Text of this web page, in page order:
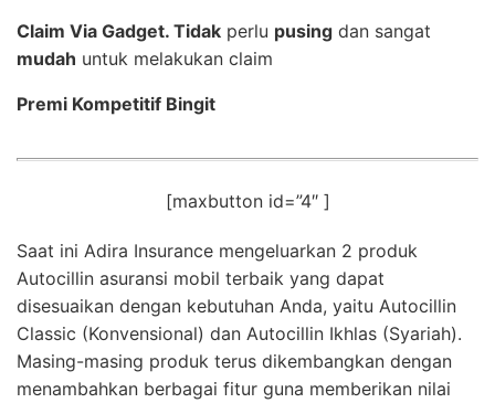
Claim Via Gadget. Tidak perlu pusing dan sangat
mudah untuk melakukan claim
Premi Kompetitif Bingit
[maxbutton id=”4″ ]
Saat ini Adira Insurance mengeluarkan 2 produk
Autocillin asuransi mobil terbaik yang dapat
disesuaikan dengan kebutuhan Anda, yaitu Autocillin
Classic (Konvensional) dan Autocillin Ikhlas (Syariah).
Masing-masing produk terus dikembangkan dengan
menambahkan berbagai fitur guna memberikan nilai